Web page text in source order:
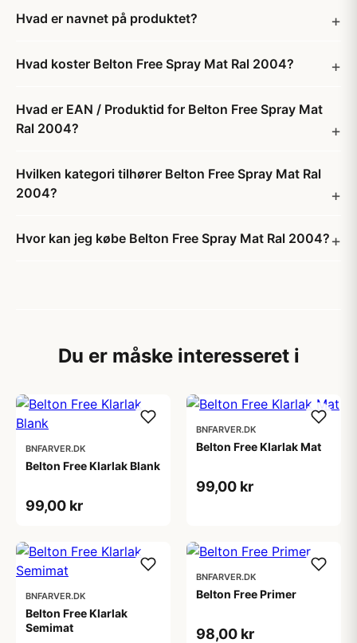
Hvad er navnet på produktet?
Hvad koster Belton Free Spray Mat Ral 2004?
Hvad er EAN / Produktid for Belton Free Spray Mat
Ral 2004?
Hvilken kategori tilhører Belton Free Spray Mat Ral
2004?
Hvor kan jeg købe Belton Free Spray Mat Ral 2004?
Du er måske interesseret i
BNFARVER.DK
Belton Free Klarlak Blank
99,00 kr
BNFARVER.DK
Belton Free Klarlak Mat
99,00 kr
BNFARVER.DK
Belton Free Klarlak
Semimat
BNFARVER.DK
Belton Free Primer
98,00 kr